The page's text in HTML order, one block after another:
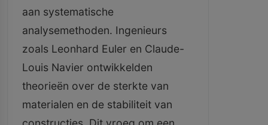
aan systematische
analysemethoden. Ingenieurs
zoals Leonhard Euler en Claude-
Louis Navier ontwikkelden
theorieën over de sterkte van
materialen en de stabiliteit van